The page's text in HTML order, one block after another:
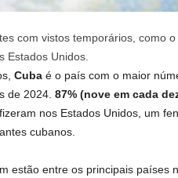
com vistos temporários, como
Estados Unidos.
Cuba é o país com o maior
de 2024. 87% (nove em cada
nos Estados Unidos, um
cubanos.
estão entre os principais países